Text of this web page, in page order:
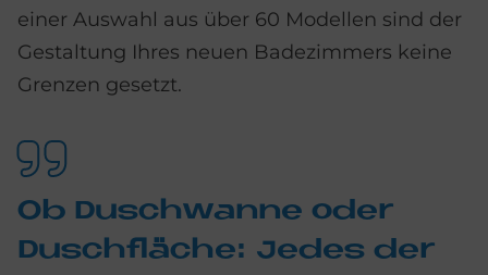
einer Aus­wahl aus über 60 Modellen sind der
Ge­staltung Ihres neuen Bade­zimmers keine
Grenzen gesetzt.
Ob Dusch­wan­ne oder
Dusch­flä­che: Je­des der